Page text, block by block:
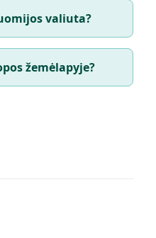
valiuta?
žemėlapyje?